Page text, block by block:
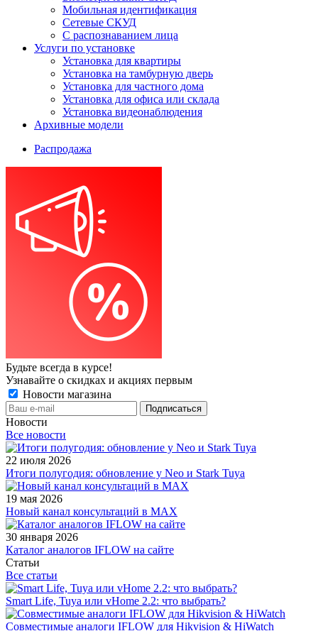
Мобильная идентификация
Сетевые СКУД
С распознаванием лица
Услуги по установке
Установка для квартиры
Установка на тамбурную дверь
Установка для частного дома
Установка для офиса или склада
Установка видеонаблюдения
Архивные модели
Распродажа
Будьте всегда в курсе!
Узнавайте о скидках и акциях первым
Новости магазина
Новости
Все новости
22 июля 2026
Итоги полугодия: обновление у Neo и Stark Tuya
19 мая 2026
Новый канал консультаций в MAX
30 января 2026
Каталог аналогов IFLOW на сайте
Статьи
Все статьи
Smart Life, Tuya или vHome 2.2: что выбрать?
Совместимые аналоги IFLOW для Hikvision & HiWatch